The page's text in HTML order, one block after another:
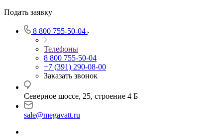
Подать заявку
8 800 755-50-04
Телефоны
8 800 755-50-04
+7 (391) 290-08-00
Заказать звонок
Северное шоссе, 25, строение 4 Б
sale@megavatt.ru